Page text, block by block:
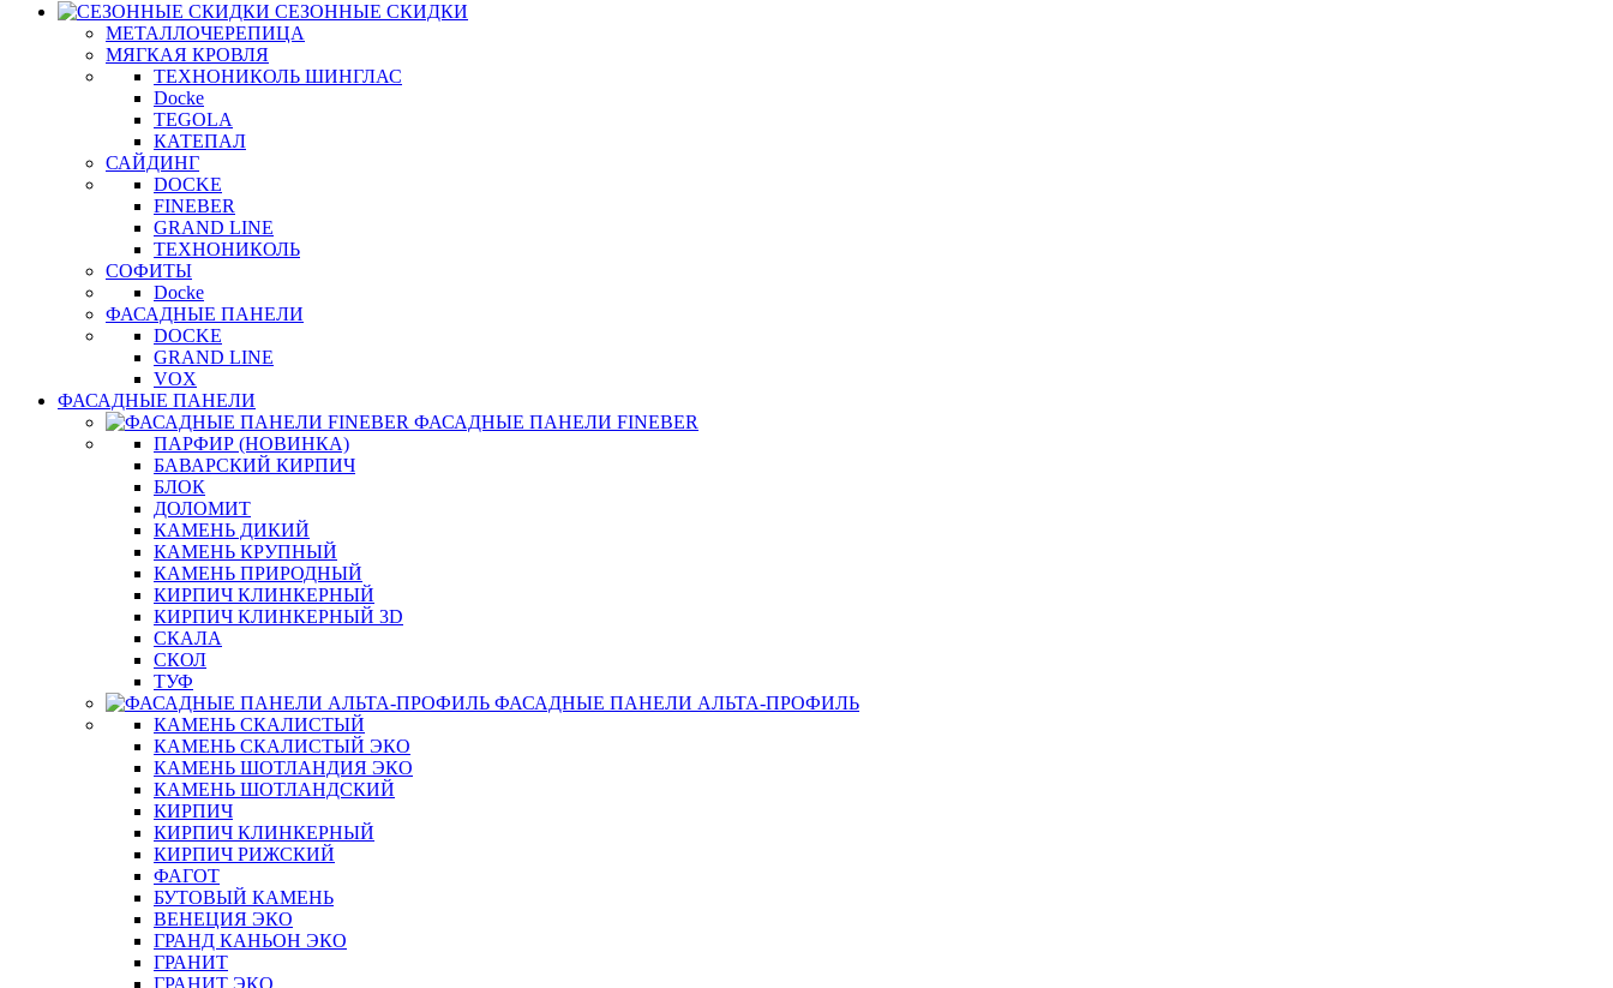
СЕЗОННЫЕ СКИДКИ
МЕТАЛЛОЧЕРЕПИЦА
МЯГКАЯ КРОВЛЯ
ТЕХНОНИКОЛЬ ШИНГЛАС
Docke
TEGOLA
КАТЕПАЛ
САЙДИНГ
DOCKE
FINEBER
GRAND LINE
ТЕХНОНИКОЛЬ
СОФИТЫ
Docke
ФАСАДНЫЕ ПАНЕЛИ
DOCKE
GRAND LINE
VOX
ФАСАДНЫЕ ПАНЕЛИ
ФАСАДНЫЕ ПАНЕЛИ FINEBER
ПАРФИР (НОВИНКА)
БАВАРСКИЙ КИРПИЧ
БЛОК
ДОЛОМИТ
КАМЕНЬ ДИКИЙ
КАМЕНЬ КРУПНЫЙ
КАМЕНЬ ПРИРОДНЫЙ
КИРПИЧ КЛИНКЕРНЫЙ
КИРПИЧ КЛИНКЕРНЫЙ 3D
СКАЛА
СКОЛ
ТУФ
ФАСАДНЫЕ ПАНЕЛИ АЛЬТА-ПРОФИЛЬ
КАМЕНЬ СКАЛИСТЫЙ
КАМЕНЬ СКАЛИСТЫЙ ЭКО
КАМЕНЬ ШОТЛАНДИЯ ЭКО
КАМЕНЬ ШОТЛАНДСКИЙ
КИРПИЧ
КИРПИЧ КЛИНКЕРНЫЙ
КИРПИЧ РИЖСКИЙ
ФАГОТ
БУТОВЫЙ КАМЕНЬ
ВЕНЕЦИЯ ЭКО
ГРАНД КАНЬОН ЭКО
ГРАНИТ
ГРАНИТ ЭКО